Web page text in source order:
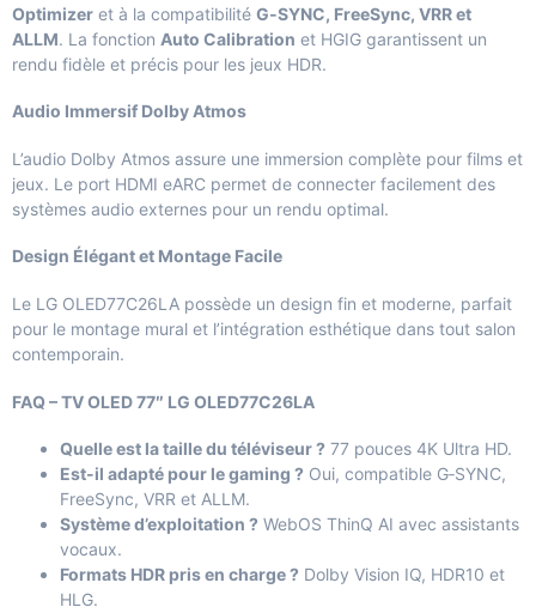
Optimizer et à la compatibilité G‑SYNC, FreeSync, VRR et
ALLM. La fonction Auto Calibration et HGIG garantissent un
rendu fidèle et précis pour les jeux HDR.
Audio Immersif Dolby Atmos
L’audio Dolby Atmos assure une immersion complète pour films et
jeux. Le port HDMI eARC permet de connecter facilement des
systèmes audio externes pour un rendu optimal.
Design Élégant et Montage Facile
Le LG OLED77C26LA possède un design fin et moderne, parfait
pour le montage mural et l’intégration esthétique dans tout salon
contemporain.
FAQ – TV OLED 77″ LG OLED77C26LA
Quelle est la taille du téléviseur ? 77 pouces 4K Ultra HD.
Est-il adapté pour le gaming ? Oui, compatible G‑SYNC,
FreeSync, VRR et ALLM.
Système d’exploitation ? WebOS ThinQ AI avec assistants
vocaux.
Formats HDR pris en charge ? Dolby Vision IQ, HDR10 et
HLG.